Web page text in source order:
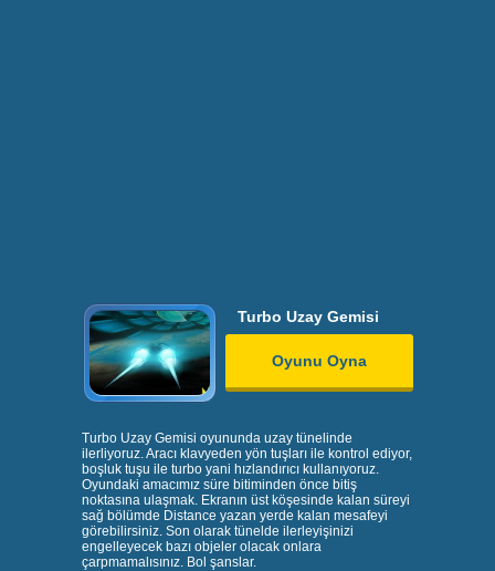
Turbo Uzay Gemisi
Oyunu Oyna
Turbo Uzay Gemisi oyununda uzay tünelinde
ilerliyoruz. Aracı klavyeden yön tuşları ile kontrol ediyor,
boşluk tuşu ile turbo yani hızlandırıcı kullanıyoruz.
Oyundaki amacımız süre bitiminden önce bitiş
noktasına ulaşmak. Ekranın üst köşesinde kalan süreyi
sağ bölümde Distance yazan yerde kalan mesafeyi
görebilirsiniz. Son olarak tünelde ilerleyişinizi
engelleyecek bazı objeler olacak onlara
çarpmamalısınız. Bol şanslar.